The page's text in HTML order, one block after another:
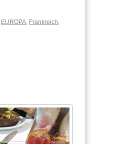
EUROPA, Frankreich,